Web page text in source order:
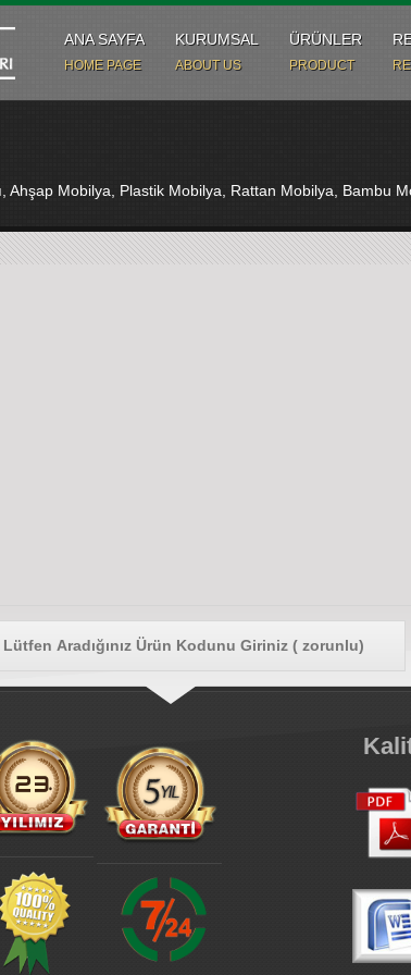
ANA SAYFA
HOME PAGE
KURUMSAL
ABOUT US
ÜRÜNLER
PRODUCT
Ahşap Mobilya, Plastik Mobilya, Rattan Mobilya, Bambu